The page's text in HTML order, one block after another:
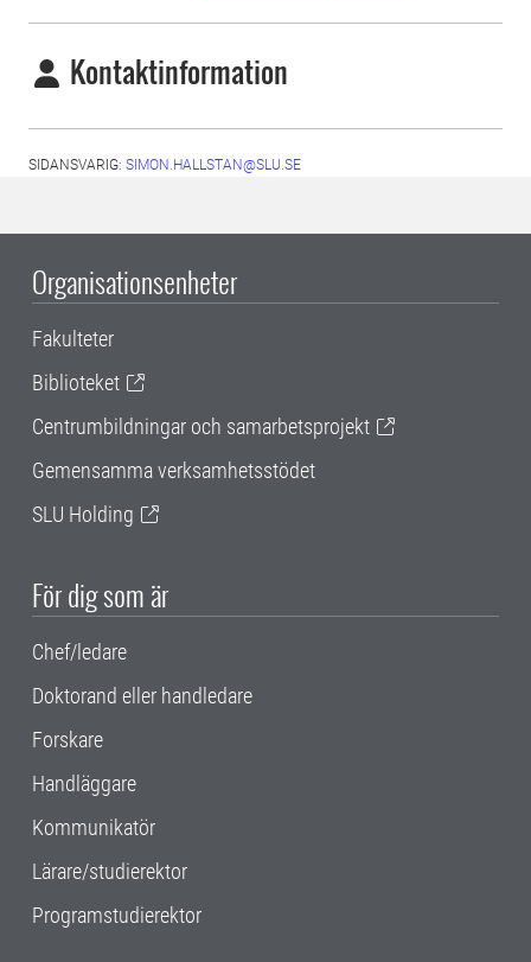
Kontaktinformation
SIDANSVARIG: SIMON.HALLSTAN@SLU.SE
Organisationsenheter
Fakulteter
Biblioteket
Centrumbildningar och samarbetsprojekt
Gemensamma verksamhetsstödet
SLU Holding
För dig som är
Chef/ledare
Doktorand eller handledare
Forskare
Handläggare
Kommunikatör
Lärare/studierektor
Programstudierektor